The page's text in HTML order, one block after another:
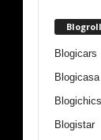
Blogroll
Blogicars
Blogicasa
Blogichics
Blogistar